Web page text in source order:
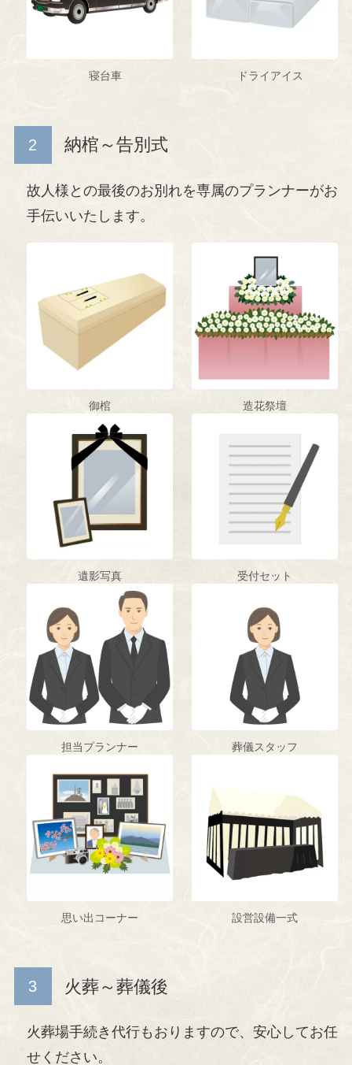
寝台車 ドライアイス
納棺～告別式
故人様との最後のお別れを専属のプランナーがお
手伝いいたします。
御棺 造花祭壇
遺影写真 受付セット
担当プランナー 葬儀スタッフ
思い出コーナー 設営設備一式
火葬～葬儀後
火葬場手続き代行もおりますので、安心してお任
せください。